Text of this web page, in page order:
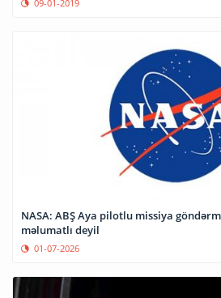
09-01-2019
NASA: ABŞ Aya pilotlu missiya
məlumatlı deyil
01-07-2026